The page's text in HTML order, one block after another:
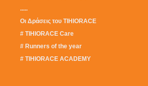
.....
Οι Δράσεις του TIHIORACE
# TIHIORACE Care
# Runners of the year
# TIHIORACE ACADEMY